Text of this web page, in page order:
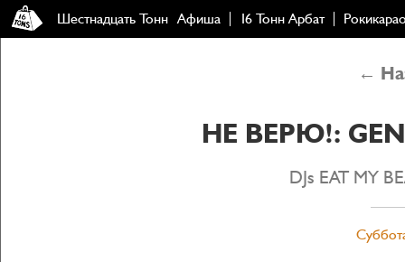
Шестнадцать Тонн Афиша 16 Тонн Арбат
←
НЕ ВЕРЮ!:
DJs EAT MY